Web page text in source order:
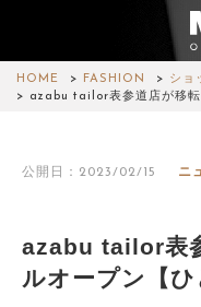
HOME FASHION
ショ
azabu tailor表参道店が移転
公開日：2023/02/15 ニ
azabu tailor表
ルオープン【ひ
WATCH
CAR&BIKE